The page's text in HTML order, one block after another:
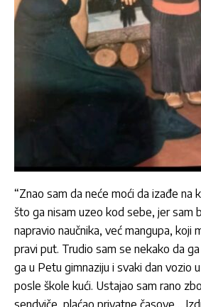
“Znao sam da neće moći da izađe na
što ga nisam uzeo kod sebe, jer sam
napravio naučnika, već mangupa, koji
pravi put. Trudio sam se nekako da
ga u Petu gimnaziju i svaki dan vozio
posle škole kući. Ustajao sam rano
sendviče, plaćao privatne časove…